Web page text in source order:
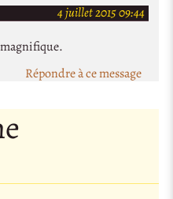
4 juillet 2015 09:44
Répondre à ce message